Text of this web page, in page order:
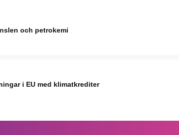
och petrokemi
i EU med klimatkrediter